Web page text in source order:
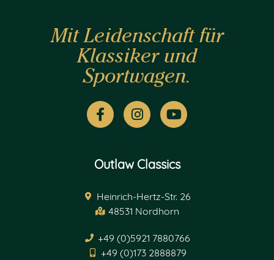
Mit Leidenschaft für
Klassiker und
Sportwagen.
Outlaw Classics
Heinrich-Hertz-Str. 26
48531 Nordhorn
+49 (0)5921 7880766
+49 (0)173 2888879